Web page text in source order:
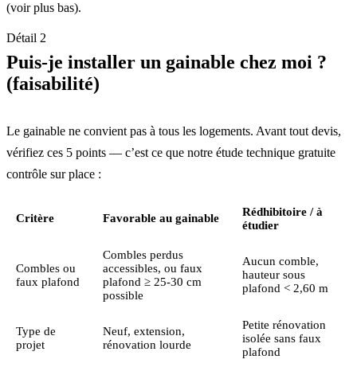
(voir plus bas).
Détail 2
Puis-je installer un gainable chez moi ?
(faisabilité)
Le gainable ne convient pas à tous les logements. Avant tout devis,
vérifiez ces 5 points — c’est ce que notre étude technique gratuite
contrôle sur place :
Critère Favorable au gainable
Rédhibitoire / à
étudier
Combles ou
faux plafond
Combles perdus
accessibles, ou faux
plafond ≥ 25-30 cm
possible
Aucun comble,
hauteur sous
plafond < 2,60 m
Type de
projet
Neuf, extension,
rénovation lourde
Petite rénovation
isolée sans faux
plafond